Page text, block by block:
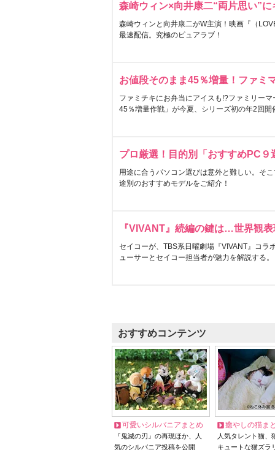
森崎ウィン×向井康二“両片思い”
森崎ウィンと向井康二がW主演！映画『（
最速配信。究極のピュアラブ！
お値段そのまま45％増量！ファミ
ファミチキにお弁当にアイスも!?ファミリー
45％増量作戦」が今夏、シリーズ初の年2回開
プロ厳選！目的別「おすすめPC９
用途に合うパソコン選びは意外と難しい。そ
途別のおすすめモデルをご紹介！
『VIVANT』続編の鍵は…世界観
セイコーが、TBS系日曜劇場『VIVANT』コラ
ューサーとセイコー担当者が魅力を解説する。
おすすめコンテンツ
可愛いシルバニアまとめ
『鬼滅の刃』の再現ほか、人
気のシルバニア投稿を公開
癒やしの猫ま
人気タレント猫
キュートな猫ズラ